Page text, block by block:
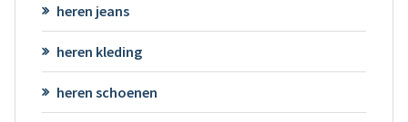
heren jeans
heren kleding
heren schoenen